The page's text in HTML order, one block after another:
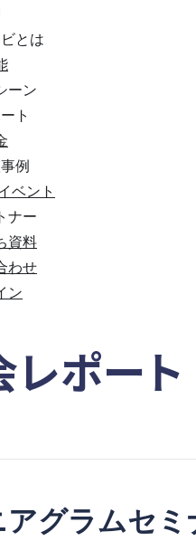
とは
ーン
ト
例
ベント
ナー
資料
わせ
ン
ポート
グラムセ